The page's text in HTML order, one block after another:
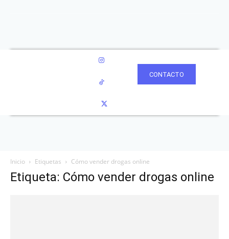
CONTACTO
Inicio Etiquetas Cómo vender drogas online
Etiqueta: Cómo vender drogas online